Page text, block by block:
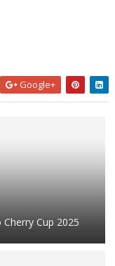
Google+
Cup 2025